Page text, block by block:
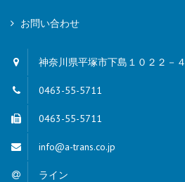
お問い合わせ
神奈川県平塚市下島１０２２－４
0463-55-5711
0463-55-5711
info@a-trans.co.jp
ライン